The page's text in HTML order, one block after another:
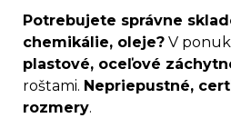
Potrebujete správne
chemikálie, oleje? V
plastové, oceľové
roštami. Nepriepustné,
rozmery.